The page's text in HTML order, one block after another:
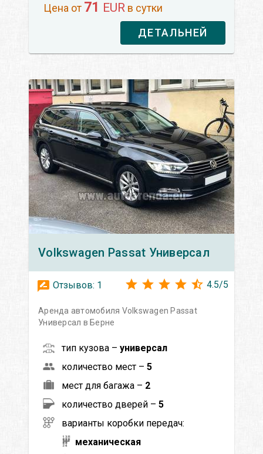
Цена от 71 EUR в сутки
ДЕТАЛЬНЕЙ
Volkswagen Passat Универсал
Отзывов: 1 4.5/5
Аренда автомобиля Volkswagen Passat
Универсал в Берне
тип кузова – универсал
количество мест – 5
мест для багажа – 2
количество дверей – 5
варианты коробки передач:
механическая